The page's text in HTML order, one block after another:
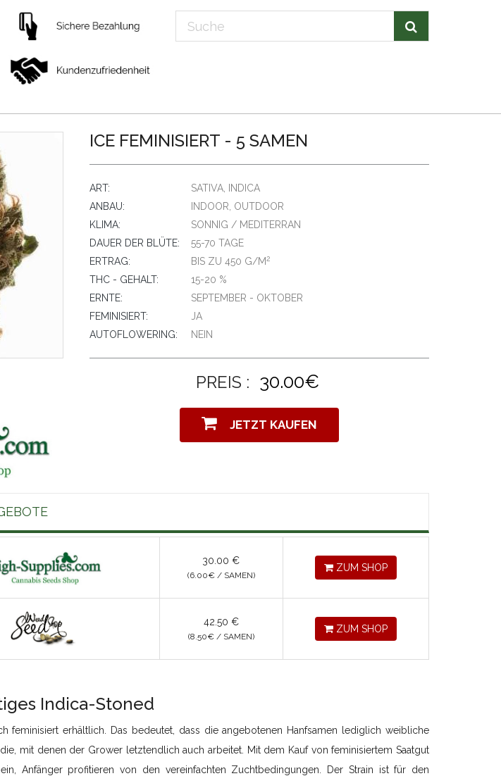
ICE FEMINISIERT - 5 SAMEN
ART:
SATIVA, INDICA
ANBAU:
INDOOR, OUTDOOR
KLIMA:
SONNIG / MEDITERRAN
DAUER DER BLÜTE:
55-70 TAGE
ERTRAG:
BIS ZU 450 G/M2
THC - GEHALT:
15-20 %
ERNTE:
SEPTEMBER - OKTOBER
FEMINISIERT:
JA
AUTOFLOWERING:
NEIN
PREIS : 30.00€
JETZT KAUFEN
30.00 €
(6.00€/ SAMEN)
ZUM SHOP
42.50 €
(8.50€/ SAMEN)
ZUM SHOP
Indica-Stoned
feminisiert erhältlich. Das bedeutet, dass die angebotenen Hanfsamen lediglich weibliche
mit denen der Grower letztendlich auch arbeitet. Mit dem Kauf von feminisiertem Saatgut
Anfänger profitieren von den vereinfachten Zuchtbedingungen. Der Strain ist für den